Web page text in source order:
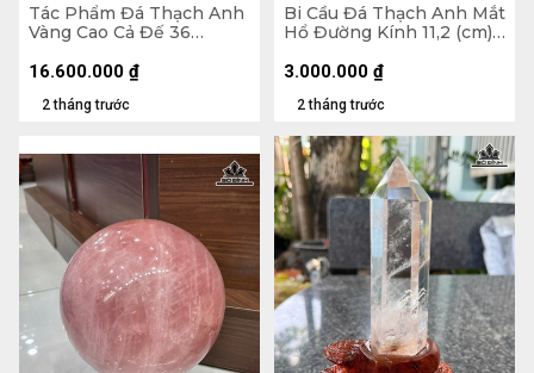
Tác Phẩm Đá Thạch Anh
Vàng Cao Cả Đế 36
Cao Riêng Đá 25 (cm) -
2 tháng trước
16.600.000 ₫
Bi Cầu Đá Thạch Anh Mắt
Hổ Đường Kính 11,2 (cm) -
2 tháng trước
3.000.000 ₫